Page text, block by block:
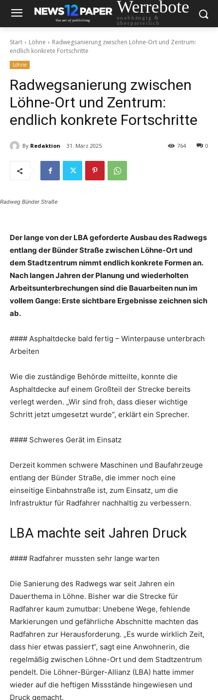
Werrebote
unabhängig &
überparteilich
Start Löhne
Radwegsanierung zwischen Löhne-Ort und Zentrum:
endlich konkrete Fortschritte
Löhne
Radwegsanierung zwischen
Löhne-Ort und Zentrum:
endlich konkrete Fortschritte
By Redaktion 31. März 2025 0
764
Radweg Bünder Straße
Der lange von der LBA geforderte Ausbau des Radwegs
entlang der Bünder Straße zwischen Löhne-Ort und
dem Stadtzentrum nimmt endlich konkrete Formen an.
Nach langen Jahren der Planung und wiederholten
Arbeitsunterbrechungen sind die Bauarbeiten nun im
vollem Gange: Erste sichtbare Ergebnisse zeichnen sich
ab.
#### Asphaltdecke bald fertig – Winterpause unterbrach
Arbeiten
Wie die zuständige Behörde mitteilte, konnte die
Asphaltdecke auf einem Großteil der Strecke bereits
verlegt werden. „Wir sind froh, dass dieser wichtige
Schritt jetzt umgesetzt wurde“, erklärt ein Sprecher.
#### Schweres Gerät im Einsatz
Derzeit kommen schwere Maschinen und Baufahrzeuge
entlang der Bünder Straße, die immer noch eine
einseitige Einbahnstraße ist, zum Einsatz, um die
Infrastruktur für Radfahrer nachhaltig zu verbessern.
LBA machte seit Jahren Druck
#### Radfahrer mussten sehr lange warten
Die Sanierung des Radwegs war seit Jahren ein
Dauerthema in Löhne. Bisher war die Strecke für
Radfahrer kaum zumutbar: Unebene Wege, fehlende
Markierungen und gefährliche Abschnitte machten das
Radfahren zur Herausforderung. „Es wurde wirklich Zeit,
dass hier etwas passiert“, sagt eine Anwohnerin, die
regelmäßig zwischen Löhne-Ort und dem Stadtzentrum
pendelt. Die Löhner-Bürger-Allianz (LBA) hatte immer
wieder auf die heftigen Missstände hingewiesen und
Druck gemacht.